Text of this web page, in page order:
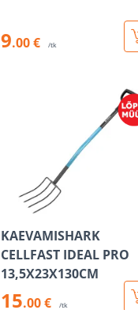
9.00 € /tk
KAEVAMISHARK
CELLFAST IDEAL PRO
13,5X23X130CM
15.00 € /tk